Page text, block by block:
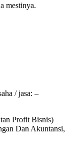
mestinya.
/ jasa: –
Profit Bisnis)
Dan Akuntansi,